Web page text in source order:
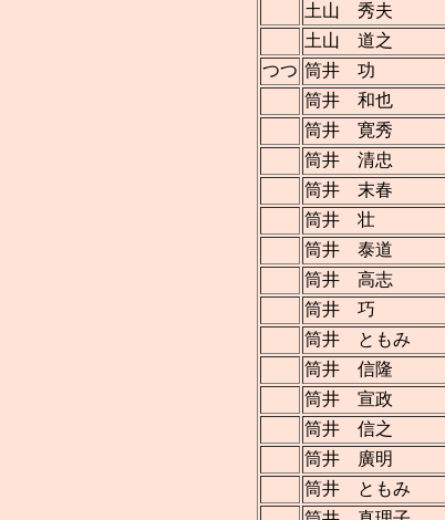
土山 秀夫
土山 道之
つつ 筒井 功
筒井 和也
筒井 寛秀
筒井 清忠
筒井 末春
筒井 壮
筒井 泰道
筒井 高志
筒井 巧
筒井 ともみ
筒井 信隆
筒井 宣政
筒井 信之
筒井 廣明
筒井 ともみ